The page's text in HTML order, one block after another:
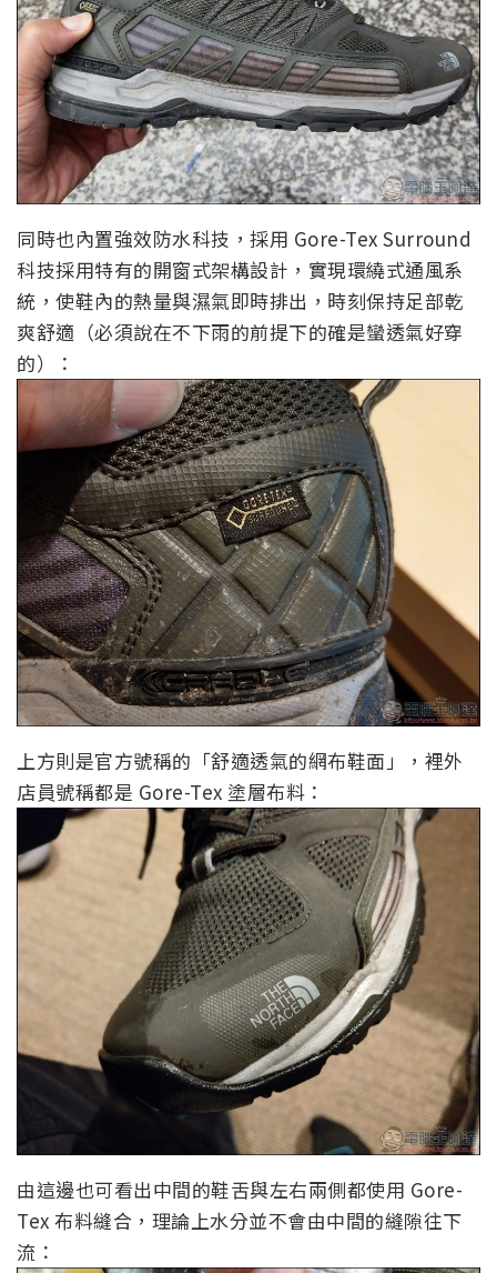
同時也內置強效防水科技，採用 Gore-Tex Surround
科技採用特有的開窗式架構設計，實現環繞式通風系
統，使鞋內的熱量與濕氣即時排出，時刻保持足部乾
爽舒適（必須說在不下雨的前提下的確是蠻透氣好穿
的）：
上方則是官方號稱的「舒適透氣的網布鞋面」，裡外
店員號稱都是 Gore-Tex 塗層布料：
由這邊也可看出中間的鞋舌與左右兩側都使用 Gore-
Tex 布料縫合，理論上水分並不會由中間的縫隙往下
流：